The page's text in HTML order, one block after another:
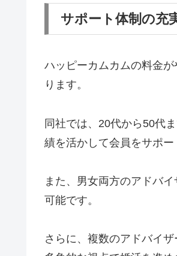
サポート体制の充
ハッピーカムカムの料金
ります。
同社では、20代から50代
績を活かして会員をサポー
また、男女両方のアドバ
可能です。
さらに、複数のアドバイ